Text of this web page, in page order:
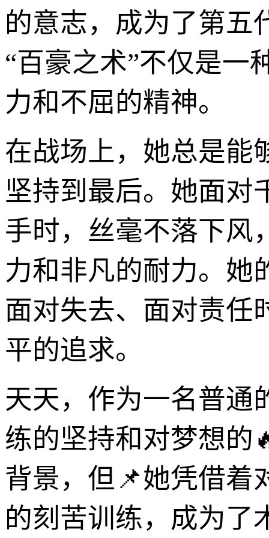
的意志，成为了第五
“百豪之术”不仅是一
力和不屈的精神。
在战场上，她总是能
坚持到最后。她面对
手时，丝毫不落下风
力和非凡的耐力。她
面对失去、面对责任
平的追求。
天天，作为一名普通
练的坚持和对梦想的
背景，但📌她凭借着
的刻苦训练，成为了